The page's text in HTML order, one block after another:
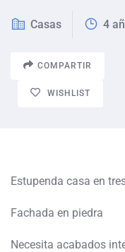
Casas 4
COMPARTIR
WISHLIST
Estupenda casa en
Fachada en piedra
Necesita acabados